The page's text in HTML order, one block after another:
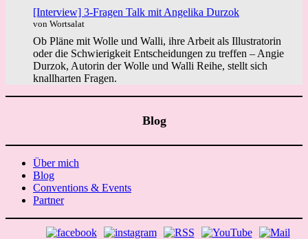
[Interview] 3-Fragen Talk mit Angelika Durzok
von Wortsalat
Ob Pläne mit Wolle und Walli, ihre Arbeit als Illustratorin
oder die Schwierigkeit Entscheidungen zu treffen – Angie
Durzok, Autorin der Wolle und Walli Reihe, stellt sich
knallharten Fragen.
Blog
Über mich
Blog
Conventions & Events
Partner